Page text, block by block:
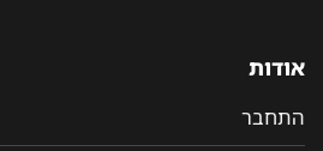
אודות
התחבר